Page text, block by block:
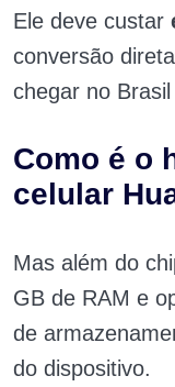
Ele deve custar
conversão
chegar no
Como é o
celular
Mas além do
GB de RAM e
de
do dispositivo.